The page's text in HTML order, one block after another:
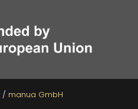
/ manua GmbH